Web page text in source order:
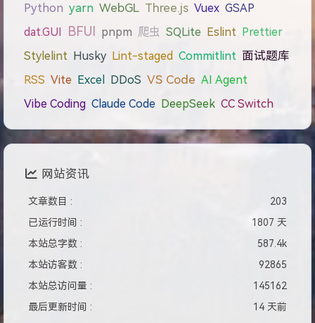
Python yarn WebGL Three.js Vuex GSAP
dat.GUI
BFUI pnpm 爬虫 SQLite Eslint Prettier
Stylelint Husky Lint-staged Commitlint 面试题库
RSS Vite Excel DDoS VS Code AI Agent
Vibe Coding Claude Code DeepSeek CC Switch
网站资讯
文章数目 :
203
已运行时间 :
1807 天
本站总字数 :
587.4k
本站访客数 :
92865
本站总访问量 :
145162
最后更新时间 :
14 天前